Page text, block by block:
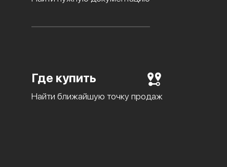
Где купить
Найти ближайшую точку продаж